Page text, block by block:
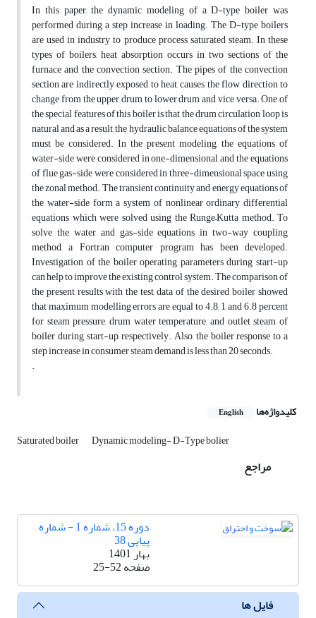
In this paper, the dynamic modeling of a D-type boiler was
performed during a step increase in loading. The D-type boilers
are used in industry to produce process saturated steam. In these
types of boilers, heat absorption occurs in two sections of the
furnace and the convection section. The pipes of the convection
section are indirectly exposed to heat, causes the flow direction to
change from the upper drum to lower drum and vice versa. One of
the special features of this boiler is that the drum circulation loop is
natural and as a result, the hydraulic balance equations of the system
must be considered. In the present modeling, the equations of
water-side were considered in one-dimensional and the equations
of flue gas-side were considered in three-dimensional space using
the zonal method. The transient continuity and energy equations of
the water-side form a system of nonlinear ordinary differential
equations which were solved using the Runge–Kutta method. To
solve the water and gas-side equations in two-way coupling
method, a Fortran computer program has been developed.
Investigation of the boiler operating parameters during start-up
can help to improve the existing control system. The comparison of
the present results with the test data of the desired boiler showed
that maximum modelling errors are equal to 4.8, 1, and 6.8 percent
for steam pressure, drum water temperature, and outlet steam of
boiler during start-up, respectively. Also, the boiler response to a
step increase in consumer steam demand is less than 20 seconds.
.
کلیدواژه‌ها English
Saturated boiler Dynamic modeling- D-Type bolier
مراجع
دوره 15، شماره 1 - شماره
پیاپی 38
بهار 1401
صفحه25-52
فایل ها